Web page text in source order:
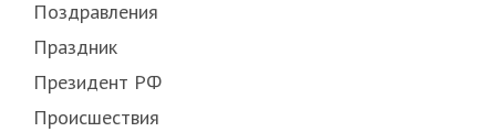
Поздравления
Праздник
Президент РФ
Происшествия